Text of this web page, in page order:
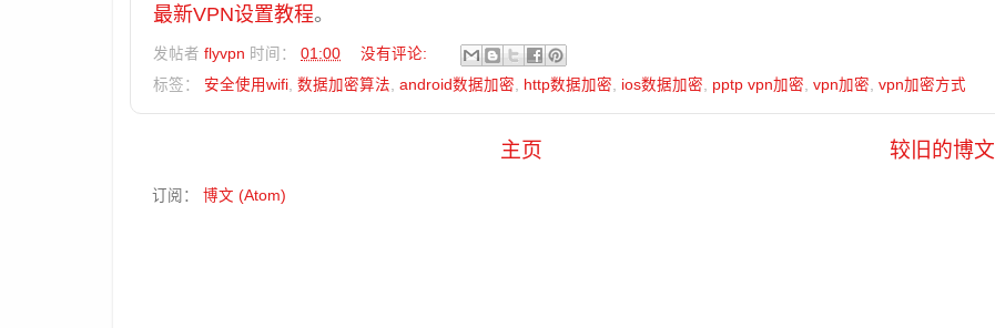
最新VPN设置教程。
发帖者 flyvpn 时间： 01:00
没有评论:
标签： 安全使用wifi 数据加密算法 android数据加密 http数据加密 ios数据加密 pptp vpn加密 vpn加密 vpn加密方式
较旧的博文
主页
订阅： 博文 (Atom)